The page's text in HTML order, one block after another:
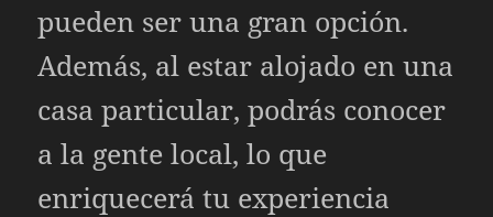
pueden ser una gran opción.
Además, al estar alojado en una
casa particular, podrás conocer
a la gente local, lo que
enriquecerá tu experiencia